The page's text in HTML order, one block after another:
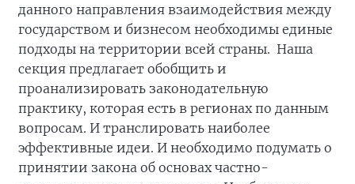
данного направления взаимодействия между
государством и бизнесом необходимы единые
подходы на территории всей страны. Наша
секция предлагает обобщить и
проанализировать законодательную
практику, которая есть в регионах по данным
вопросам. И транслировать наиболее
эффективные идеи. И необходимо подумать о
принятии закона об основах частно-